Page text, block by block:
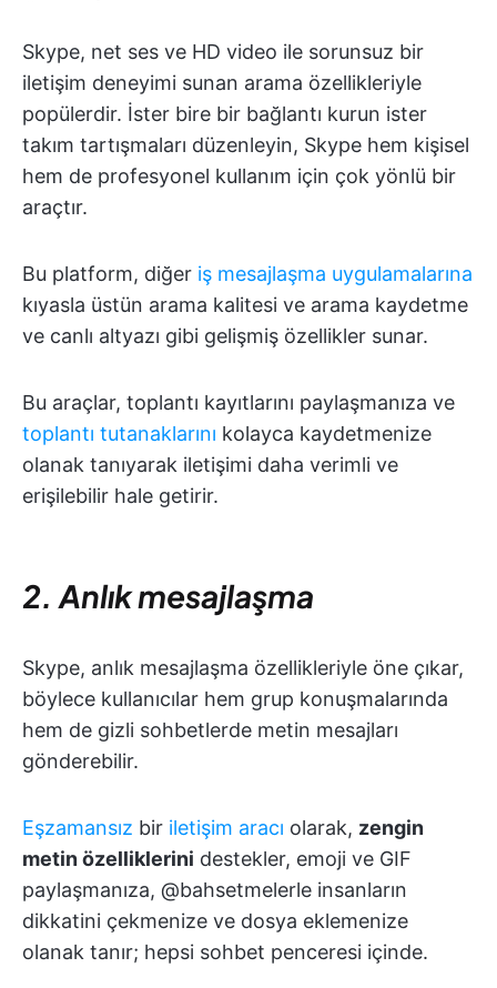
Skype, net ses ve HD video ile sorunsuz bir
iletişim deneyimi sunan arama özellikleriyle
popülerdir. İster bire bir bağlantı kurun ister
takım tartışmaları düzenleyin, Skype hem kişisel
hem de profesyonel kullanım için çok yönlü bir
araçtır.
Bu platform, diğer iş mesajlaşma uygulamalarına
kıyasla üstün arama kalitesi ve arama kaydetme
ve canlı altyazı gibi gelişmiş özellikler sunar.
Bu araçlar, toplantı kayıtlarını paylaşmanıza ve
toplantı tutanaklarını kolayca kaydetmenize
olanak tanıyarak iletişimi daha verimli ve
erişilebilir hale getirir.
2. Anlık mesajlaşma
Skype, anlık mesajlaşma özellikleriyle öne çıkar,
böylece kullanıcılar hem grup konuşmalarında
hem de gizli sohbetlerde metin mesajları
gönderebilir.
Eşzamansız bir iletişim aracı olarak, zengin
metin özelliklerini destekler, emoji ve GIF
paylaşmanıza, @bahsetmelerle insanların
dikkatini çekmenize ve dosya eklemenize
olanak tanır; hepsi sohbet penceresi içinde.